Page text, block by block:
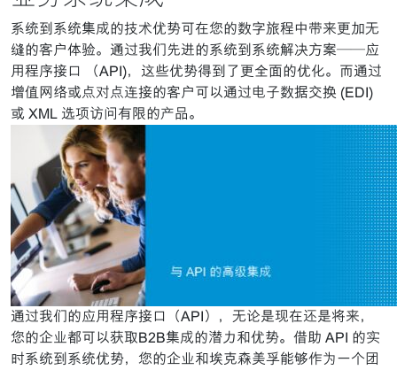
系统到系统集成的技术优势可在您的数字旅程中带来更加无
缝的客户体验。通过我们先进的系统到系统解决方案——应
用程序接口 （API)，这些优势得到了更全面的优化。而通过
增值网络或点对点连接的客户可以通过电子数据交换 (EDI)
或 XML 选项访问有限的产品。
通过我们的应用程序接口（API），无论是现在还是将来，
您的企业都可以获取B2B集成的潜力和优势。借助 API 的实
时系统到系统优势，您的企业和埃克森美孚能够作为一个团